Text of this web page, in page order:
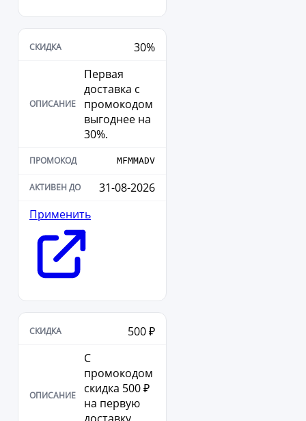
30%
Первая
доставка с
промокодом
выгоднее на
30%.
MFMMADV
31-08-2026
Применить
500 ₽
С
промокодом
скидка 500 ₽
на первую